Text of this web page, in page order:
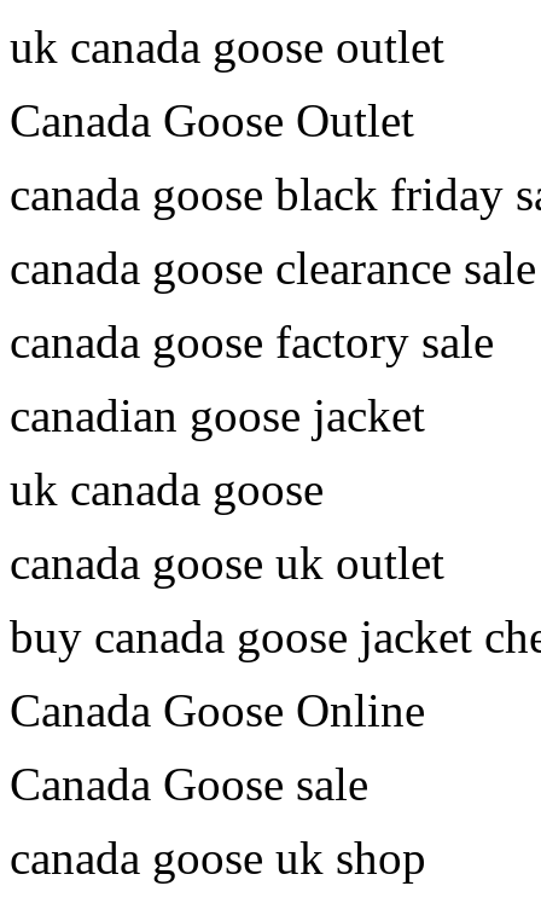
uk canada goose outlet
Canada Goose Outlet
canada goose black friday
canada goose clearance sale
canada goose factory sale
canadian goose jacket
uk canada goose
canada goose uk outlet
buy canada goose jacket
Canada Goose Online
Canada Goose sale
canada goose uk shop